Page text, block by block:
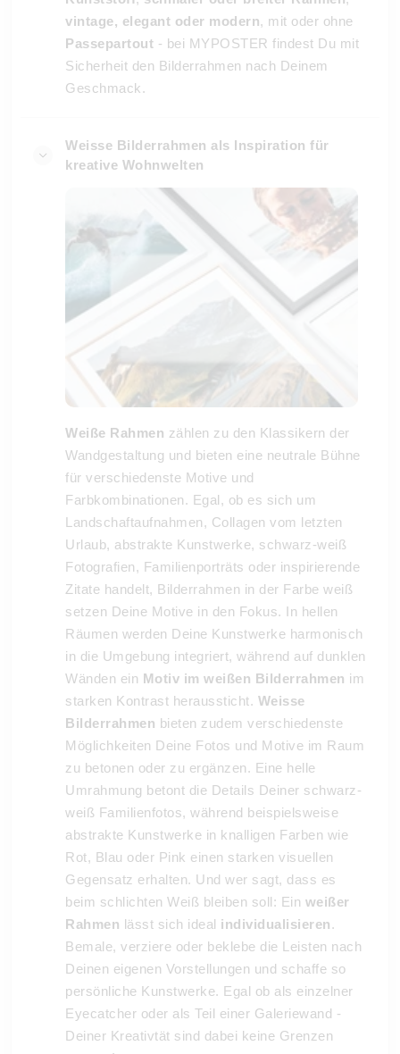
vintage, elegant oder modern, mit oder ohne
Passepartout - bei MYPOSTER findest Du mit
Sicherheit den Bilderrahmen nach Deinem
Geschmack.
Weisse Bilderrahmen als Inspiration für
kreative Wohnwelten
Weiße Rahmen zählen zu den Klassikern der
Wandgestaltung und bieten eine neutrale Bühne
für verschiedenste Motive und
Farbkombinationen. Egal, ob es sich um
Landschaftaufnahmen, Collagen vom letzten
Urlaub, abstrakte Kunstwerke, schwarz-weiß
Fotografien, Familienporträts oder inspirierende
Zitate handelt, Bilderrahmen in der Farbe weiß
setzen Deine Motive in den Fokus. In hellen
Räumen werden Deine Kunstwerke harmonisch
in die Umgebung integriert, während auf dunklen
Wänden ein Motiv im weißen Bilderrahmen im
starken Kontrast heraussticht. Weisse
Bilderrahmen bieten zudem verschiedenste
Möglichkeiten Deine Fotos und Motive im Raum
zu betonen oder zu ergänzen. Eine helle
Umrahmung betont die Details Deiner schwarz-
weiß Familienfotos, während beispielsweise
abstrakte Kunstwerke in knalligen Farben wie
Rot, Blau oder Pink einen starken visuellen
Gegensatz erhalten. Und wer sagt, dass es
beim schlichten Weiß bleiben soll: Ein weißer
Rahmen lässt sich ideal individualisieren.
Bemale, verziere oder beklebe die Leisten nach
Deinen eigenen Vorstellungen und schaffe so
persönliche Kunstwerke. Egal ob als einzelner
Eyecatcher oder als Teil einer Galeriewand -
Deiner Kreativtät sind dabei keine Grenzen